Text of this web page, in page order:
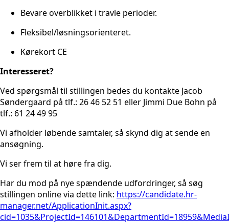
Bevare overblikket i travle perioder.
Fleksibel/løsningsorienteret.
Kørekort CE
Interesseret?
Ved spørgsmål til stillingen bedes du kontakte Jacob
Søndergaard på tlf.: 26 46 52 51 eller Jimmi Due Bohn på
tlf.: 61 24 49 95
Vi afholder løbende samtaler, så skynd dig at sende en
ansøgning.
Vi ser frem til at høre fra dig.
Har du mod på nye spændende udfordringer, så søg
stillingen online via dette link: https://candidate.hr-
manager.net/ApplicationInit.aspx?